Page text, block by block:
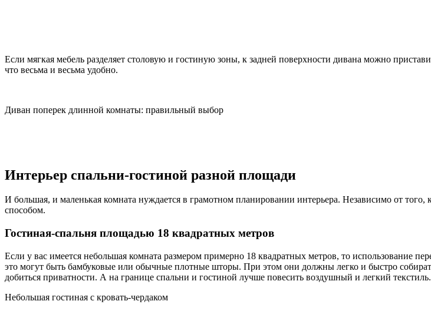
Если мягкая мебель разделяет столовую и гостиную зоны, к задней поверхности дивана можно
что весьма и весьма удобно.
Диван поперек длинной комнаты: правильный выбор
Интерьер спальни-гостиной разной площади
И большая, и маленькая комната нуждается в грамотном планировании интерьера. Независимо от
способом.
Гостиная-спальня площадью 18 квадратных метров
Если у вас имеется небольшая комната размером примерно 18 квадратных метров, то использование
это могут быть бамбуковые или обычные плотные шторы. При этом они должны легко и быстро
добиться приватности. А на границе спальни и гостиной лучше повесить воздушный и легкий
Небольшая гостиная с кровать-чердаком